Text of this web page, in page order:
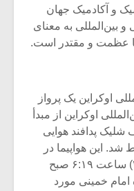
و آکادمیک جهان
بین‌المللی به معنای
عظمت و مقتدر است.
بین‌المللی اوکراین یک پرواز
اوکراین از مبدأ
پدافند هوایی
شد. این هواپیما در
تاریخ ۱۸ دی ۱۳۹۸ (۸ ژانویه ۲۰۲۰) ساعت ۶:۱۹ صبح
امام خمینی مورد
موسیقی